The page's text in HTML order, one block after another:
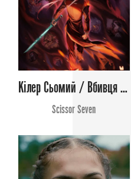
Кілер Сьомий / Вбивця з ножицями (Сезон 4)
Scissor Seven